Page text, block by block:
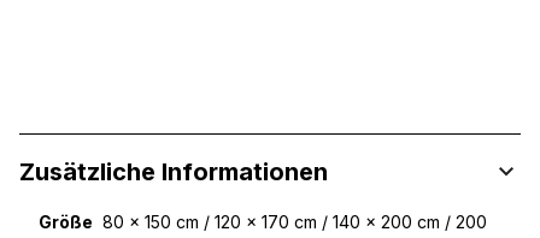
Zusätzliche Informationen
Größe 80 x 150 cm / 120 x 170 cm / 140 x 200 cm / 200